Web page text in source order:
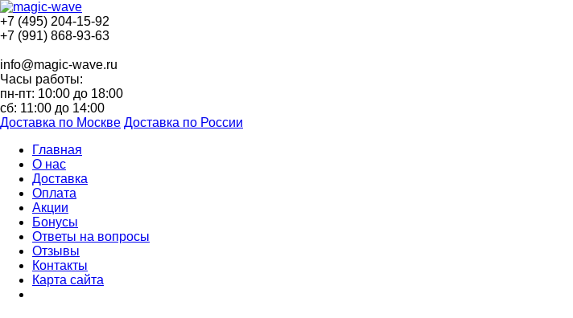
+7 (495) 204-15-92
+7 (991) 868-93-63
info@magic-wave.ru
Часы работы:
пн-пт: 10:00 до 18:00
сб: 11:00 до 14:00
Доставка по Москве Доставка по России
Главная
О нас
Доставка
Оплата
Акции
Бонусы
Ответы на вопросы
Отзывы
Контакты
Карта сайта